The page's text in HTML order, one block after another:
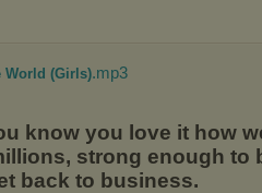
World (Girls).mp3
know you love it how
strong enough to
back to business.